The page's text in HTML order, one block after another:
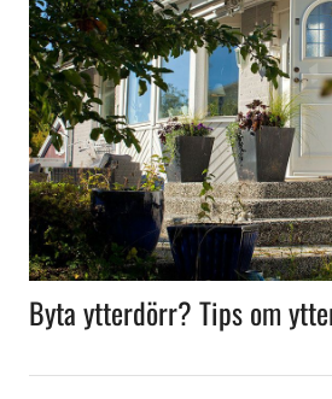
Byta ytterdörr? Tips om